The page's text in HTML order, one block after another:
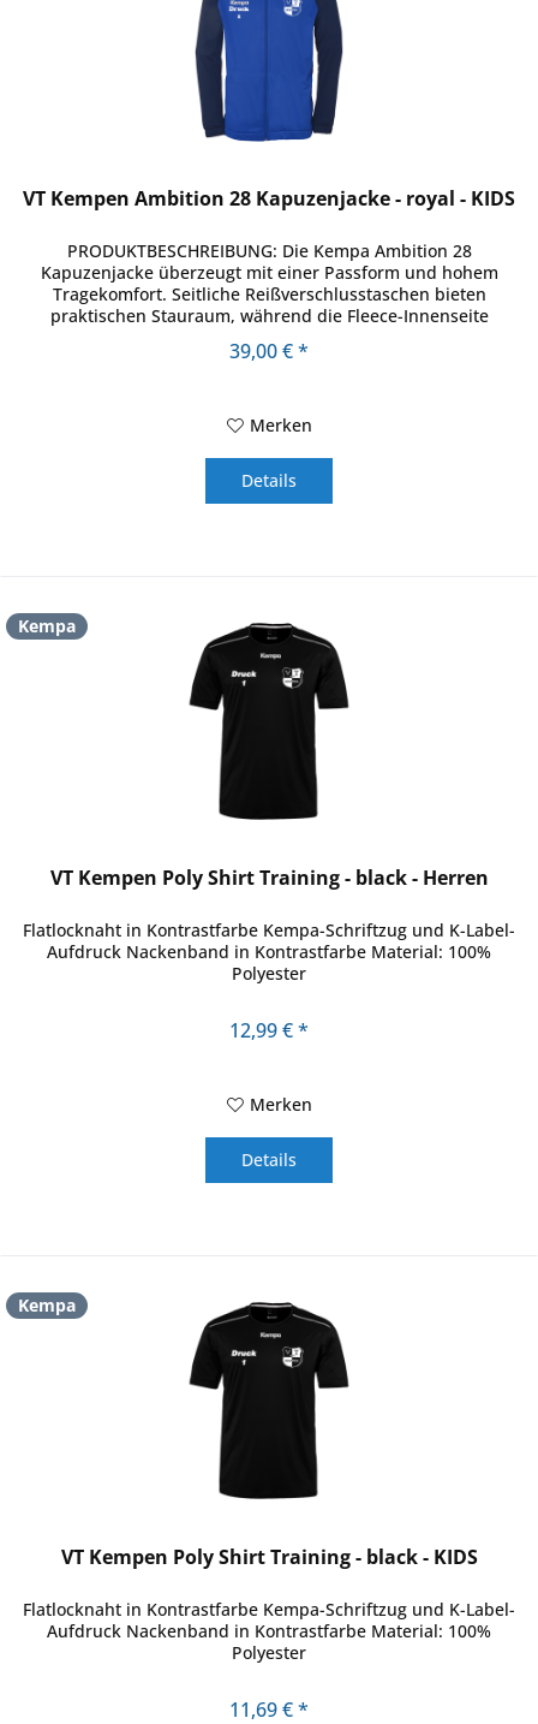
VT Kempen Ambition 28 Kapuzenjacke - royal - KIDS
PRODUKTBESCHREIBUNG: Die Kempa Ambition 28
Kapuzenjacke überzeugt mit einer Passform und hohem
Tragekomfort. Seitliche Reißverschlusstaschen bieten
praktischen Stauraum, während die Fleece-Innenseite
39,00 € *
Merken
Details
Kempa
VT Kempen Poly Shirt Training - black - Herren
Flatlocknaht in Kontrastfarbe Kempa-Schriftzug und K-Label-
Aufdruck Nackenband in Kontrastfarbe Material: 100%
Polyester
12,99 € *
Merken
Details
Kempa
VT Kempen Poly Shirt Training - black - KIDS
Flatlocknaht in Kontrastfarbe Kempa-Schriftzug und K-Label-
Aufdruck Nackenband in Kontrastfarbe Material: 100%
Polyester
11,69 € *